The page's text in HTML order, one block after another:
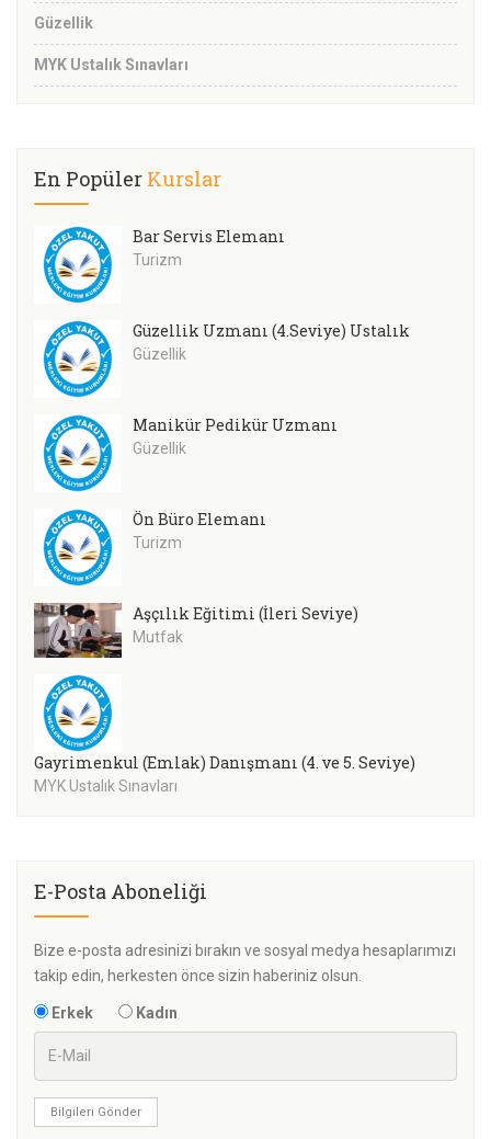
Güzellik
MYK Ustalık Sınavları
En Popüler Kurslar
Bar Servis Elemanı
Turizm
Güzellik Uzmanı (4.Seviye) Ustalık
Güzellik
Manikür Pedikür Uzmanı
Güzellik
Ön Büro Elemanı
Turizm
Aşçılık Eğitimi (İleri Seviye)
Mutfak
Gayrimenkul (Emlak) Danışmanı (4. ve 5. Seviye)
MYK Ustalık Sınavları
E-Posta Aboneliği
Bize e-posta adresinizi bırakın ve sosyal medya hesaplarımızı
takip edin, herkesten önce sizin haberiniz olsun.
Erkek Kadın
Bilgileri Gönder